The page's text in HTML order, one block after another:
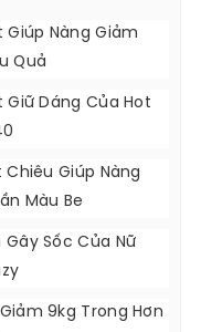
Giúp Nàng Giảm
Quả
Giữ Dáng Của Hot
Chiêu Giúp Nàng
Màu Be
Gây Sốc Của Nữ
9kg Trong Hơn